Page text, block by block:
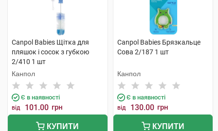
Canpol Babies Щітка для
пляшок і сосок з губкою
2/410 1 шт
Канпол
Є в наявності
від 101.00 грн
КУПИТИ
Canpol Babies Брязкальце
Сова 2/187 1 шт
Канпол
Є в наявності
від 130.00 грн
КУПИТИ